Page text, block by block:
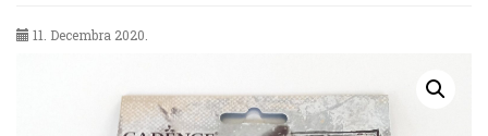
11. Decembra 2020.